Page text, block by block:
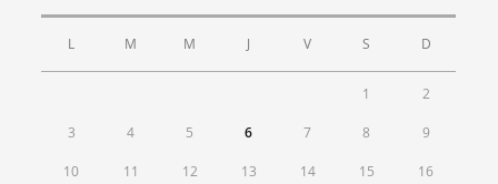
L M M J V S D
1 2
3 4 5 6 7 8 9
10 11 12 13 14 15 16